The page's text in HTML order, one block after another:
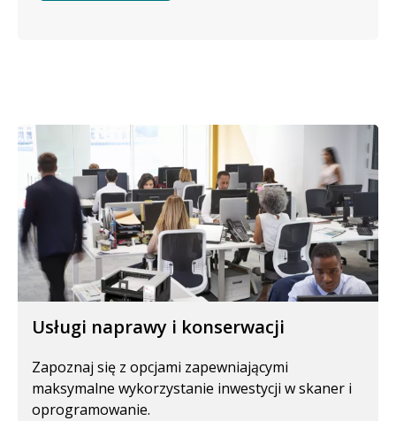
Usługi naprawy i konserwacji
Zapoznaj się z opcjami zapewniającymi
maksymalne wykorzystanie inwestycji w skaner i
oprogramowanie.